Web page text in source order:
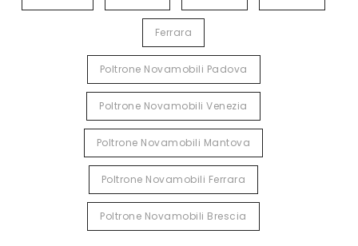
Ferrara
Poltrone Novamobili Padova
Poltrone Novamobili Venezia
Poltrone Novamobili Mantova
Poltrone Novamobili Ferrara
Poltrone Novamobili Brescia